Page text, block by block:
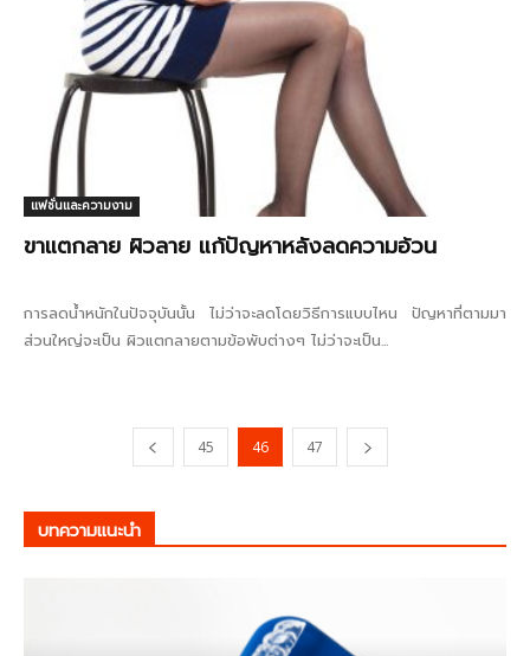
แฟชั่นและความงาม
ขาแตกลาย ผิวลาย แก้ปัญหาหลังลดความอ้วน
การลดน้ำหนักในปัจจุบันนั้น ไม่ว่าจะลดโดยวิธีการแบบไหน ปัญหาที่ตามมา
ส่วนใหญ่จะเป็น ผิวแตกลายตามข้อพับต่างๆ ไม่ว่าจะเป็น...
45 46 47
บทความแนะนำ